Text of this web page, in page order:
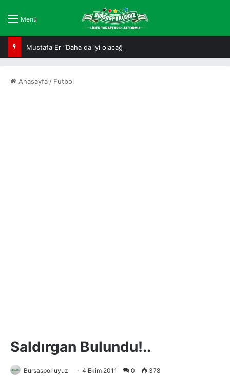
Menü
Mustafa Er “Daha da iyi olacağız”
Anasayfa / Futbol
Saldırgan Bulundu!..
Bursasporluyuz 4 Ekim 2011 0 378